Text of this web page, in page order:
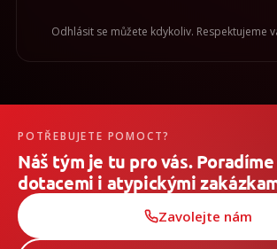
Odhlásit se můžete kdykoliv. Respektujeme
POTŘEBUJETE POMOCT?
Náš tým je tu pro vás.
dotacemi i atypickými
Zavolejte nám